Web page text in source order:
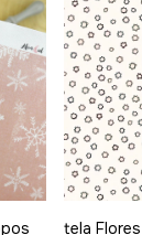
tela